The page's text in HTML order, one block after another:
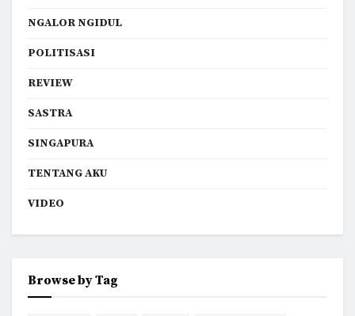
NGALOR NGIDUL
POLITISASI
REVIEW
SASTRA
SINGAPURA
TENTANG AKU
VIDEO
Browse by Tag